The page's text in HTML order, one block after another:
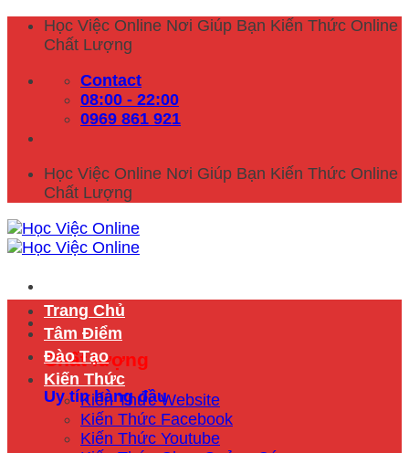
Skip
Học Việc Online Nơi Giúp Bạn Kiến Thức Online
Chất Lượng
Contact
08:00 - 22:00
0969 861 921
Học Việc Online Nơi Giúp Bạn Kiến Thức Online
Chất Lượng
Chất lượng
Uy tín hàng đầu
Trang Chủ
Tâm Điểm
Đào Tạo
Kiến Thức
Kiến Thức Website
Kiến Thức Facebook
Kiến Thức Youtube